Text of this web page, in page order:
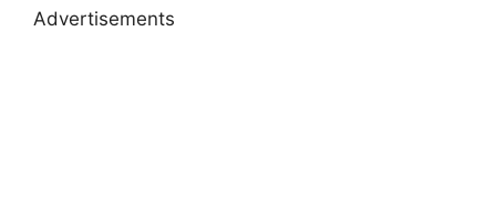
Advertisements